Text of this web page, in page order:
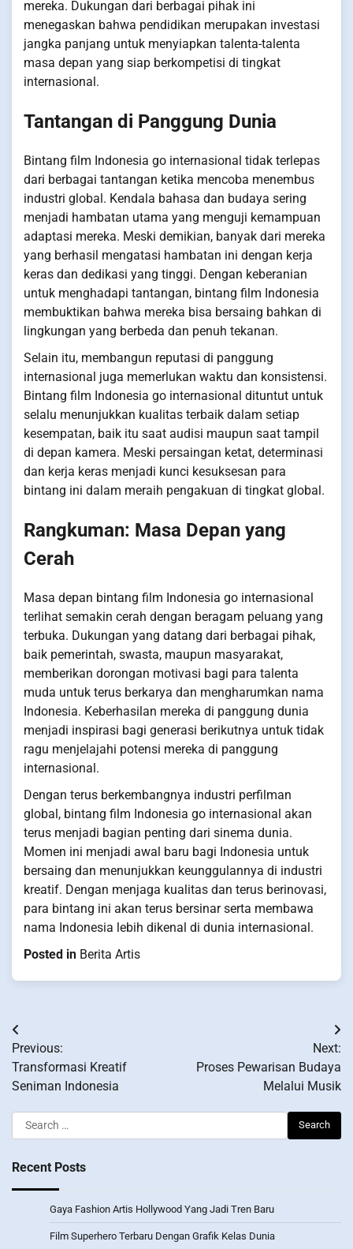
mereka. Dukungan dari berbagai pihak ini
menegaskan bahwa pendidikan merupakan investasi
jangka panjang untuk menyiapkan talenta-talenta
masa depan yang siap berkompetisi di tingkat
internasional.
Tantangan di Panggung Dunia
Bintang film Indonesia go internasional tidak terlepas
dari berbagai tantangan ketika mencoba menembus
industri global. Kendala bahasa dan budaya sering
menjadi hambatan utama yang menguji kemampuan
adaptasi mereka. Meski demikian, banyak dari mereka
yang berhasil mengatasi hambatan ini dengan kerja
keras dan dedikasi yang tinggi. Dengan keberanian
untuk menghadapi tantangan, bintang film Indonesia
membuktikan bahwa mereka bisa bersaing bahkan di
lingkungan yang berbeda dan penuh tekanan.
Selain itu, membangun reputasi di panggung
internasional juga memerlukan waktu dan konsistensi.
Bintang film Indonesia go internasional dituntut untuk
selalu menunjukkan kualitas terbaik dalam setiap
kesempatan, baik itu saat audisi maupun saat tampil
di depan kamera. Meski persaingan ketat, determinasi
dan kerja keras menjadi kunci kesuksesan para
bintang ini dalam meraih pengakuan di tingkat global.
Rangkuman: Masa Depan yang
Cerah
Masa depan bintang film Indonesia go internasional
terlihat semakin cerah dengan beragam peluang yang
terbuka. Dukungan yang datang dari berbagai pihak,
baik pemerintah, swasta, maupun masyarakat,
memberikan dorongan motivasi bagi para talenta
muda untuk terus berkarya dan mengharumkan nama
Indonesia. Keberhasilan mereka di panggung dunia
menjadi inspirasi bagi generasi berikutnya untuk tidak
ragu menjelajahi potensi mereka di panggung
internasional.
Dengan terus berkembangnya industri perfilman
global, bintang film Indonesia go internasional akan
terus menjadi bagian penting dari sinema dunia.
Momen ini menjadi awal baru bagi Indonesia untuk
bersaing dan menunjukkan keunggulannya di industri
kreatif. Dengan menjaga kualitas dan terus berinovasi,
para bintang ini akan terus bersinar serta membawa
nama Indonesia lebih dikenal di dunia internasional.
Posted in Berita Artis
Post
navigation
Previous:
Transformasi Kreatif
Seniman Indonesia
Next:
Proses Pewarisan Budaya
Melalui Musik
Search
for:
Recent Posts
Gaya Fashion Artis Hollywood Yang Jadi Tren Baru
Film Superhero Terbaru Dengan Grafik Kelas Dunia